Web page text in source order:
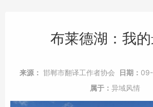
布莱德湖：我
来源： 邯郸市翻译工作者协会 日期：
属于： 异域风情